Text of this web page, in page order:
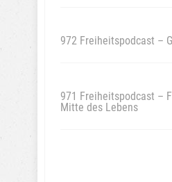
972 Freiheitspodcast –
971 Freiheitspodcast –
Mitte des Lebens